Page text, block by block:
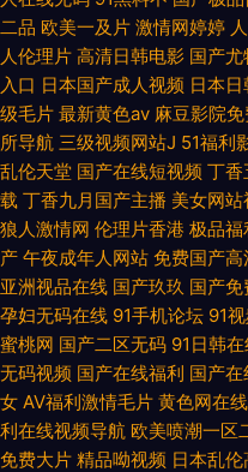
二品 欧美一及片 激情网婷婷
人伦理片 高清日韩电影 国产
入口 日本国产成人视频 日本
级毛片 最新黄色av 麻豆影院
所导航 三级视频网站J 51福利
乱伦天堂 国产在线短视频 丁香
载 丁香九月国产主播 美女网
狼人激情网 伦理片香港 极品福
产 午夜成年人网站 免费国产高
亚洲视品在线 国产玖玖 国产
孕妇无码在线 91手机论坛 91
蜜桃网 国产二区无码 91日韩
无码视频 国产在线福利 国产
女 AV福利激情毛片 黄色网在
利在线视频导航 欧美喷潮一区
免费大片 精品呦视频 日本乱